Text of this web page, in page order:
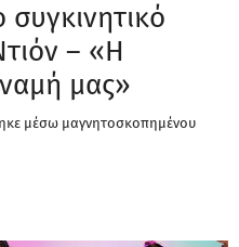
– «Η
μας»
μέσω μαγνητοσκοπημένου